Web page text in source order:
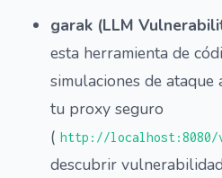
garak (LLM
esta herramienta de
simulaciones de ataque
tu proxy seguro
( http://localhost:8080/
descubrir